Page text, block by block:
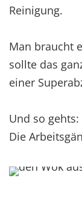
Reinigung.
Man braucht
sollte das
einer
Und so gehts:
Die